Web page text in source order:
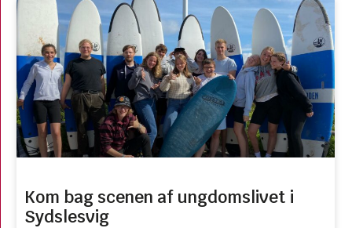
Kom bag scenen af ungdomslivet i
Sydslesvig